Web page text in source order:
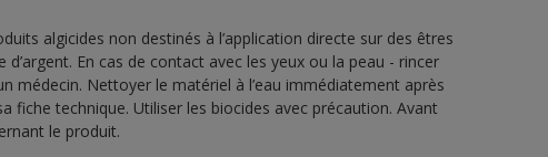
algicides non destinés à l’application directe sur des êtres
En cas de contact avec les yeux ou la peau - rincer
médecin. Nettoyer le matériel à l’eau immédiatement après
fiche technique. Utiliser les biocides avec précaution. Avant
le produit.